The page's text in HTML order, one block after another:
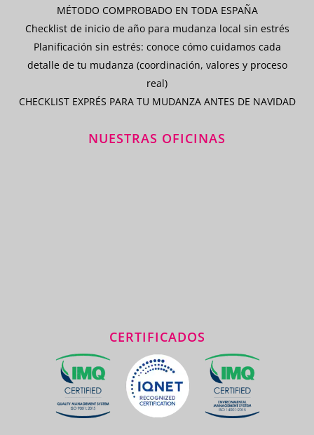
MÉTODO COMPROBADO EN TODA ESPAÑA
Checklist de inicio de año para mudanza local sin estrés
Planificación sin estrés: conoce cómo cuidamos cada
detalle de tu mudanza (coordinación, valores y proceso
real)
CHECKLIST EXPRÉS PARA TU MUDANZA ANTES DE NAVIDAD
NUESTRAS OFICINAS
CERTIFICADOS